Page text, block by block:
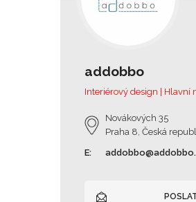
addobbo
Interiérový design | Hlavní
Novákových 35
Praha 8, Česká
E: